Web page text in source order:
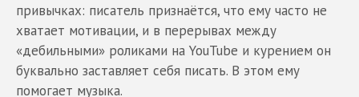
привычках: писатель признаётся, что ему часто не
хватает мотивации, и в перерывах между
«дебильными» роликами на YouTube и курением он
буквально заставляет себя писать. В этом ему
помогает музыка.